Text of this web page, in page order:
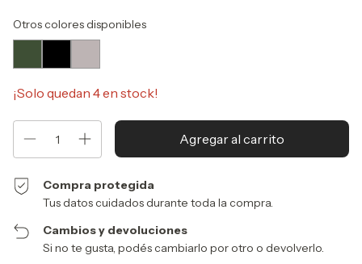
Otros colores disponibles
¡Solo quedan 4en stock!
Compra protegida
Tus datos cuidados durante toda la compra.
Cambios y devoluciones
Si no te gusta, podés cambiarlo por otro o devolverlo.